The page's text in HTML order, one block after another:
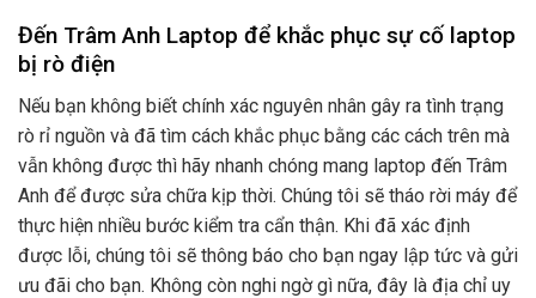
Đến Trâm Anh Laptop để khắc phục sự cố laptop
bị rò điện
Nếu bạn không biết chính xác nguyên nhân gây ra tình trạng
rò rỉ nguồn và đã tìm cách khắc phục bằng các cách trên mà
vẫn không được thì hãy nhanh chóng mang laptop đến Trâm
Anh để được sửa chữa kịp thời. Chúng tôi sẽ tháo rời máy để
thực hiện nhiều bước kiểm tra cẩn thận. Khi đã xác định
được lỗi, chúng tôi sẽ thông báo cho bạn ngay lập tức và gửi
ưu đãi cho bạn. Không còn nghi ngờ gì nữa, đây là địa chỉ uy